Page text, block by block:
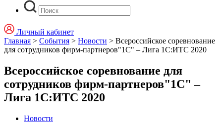
Личный кабинет
Главная > События > Новости > Всероссийское соревнование
для сотрудников фирм-партнеров"1С" – Лига 1С:ИТС 2020
Всероссийское соревнование для
сотрудников фирм-партнеров"1С" –
Лига 1С:ИТС 2020
Новости